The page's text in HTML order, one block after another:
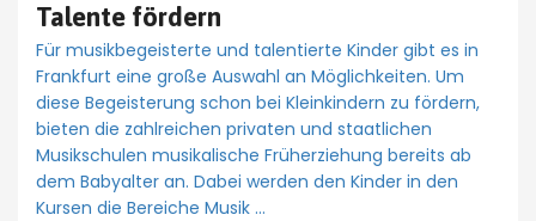
Talente fördern
Für musikbegeisterte und talentierte Kinder gibt es in
Frankfurt eine große Auswahl an Möglichkeiten. Um
diese Begeisterung schon bei Kleinkindern zu fördern,
bieten die zahlreichen privaten und staatlichen
Musikschulen musikalische Früherziehung bereits ab
dem Babyalter an. Dabei werden den Kinder in den
Kursen die Bereiche Musik …